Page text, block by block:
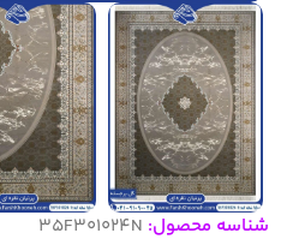
شناسه محصول: 35F301024N